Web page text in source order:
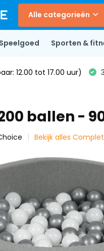
Alle categorieën
Speelgoed Sporten &
12.00 tot 17.00 uur)
ballen -
Bekijk alles